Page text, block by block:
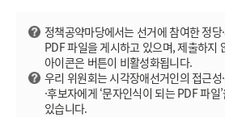
정책공약마당에서는 선거에 참여한 정
PDF 파일을 게시하고 있으며, 제출하지
아이콘은 버튼이 비활성화됩니다.
우리 위원회는 시각장애선거인의 접근
·후보자에게 ‘문자인식이 되는 PDF 파
있습니다.